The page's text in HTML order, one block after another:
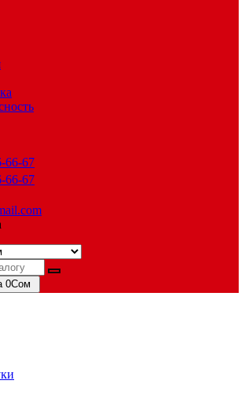
66-67
66-67
0Сом